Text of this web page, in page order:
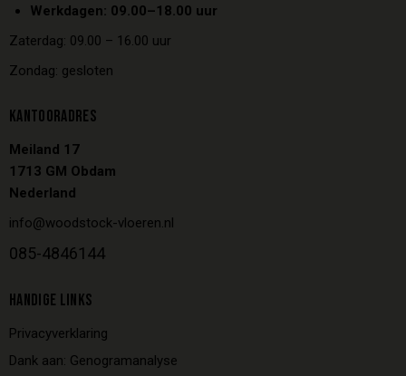
Werkdagen: 09.00–18.00 uur
Zaterdag: 09.00 – 16.00 uur
Zondag: gesloten
KANTOORADRES
Meiland 17
1713 GM Obdam
Nederland
info@woodstock-vloeren.nl
085-4846144
HANDIGE LINKS
Privacyverklaring
Dank aan: Genogramanalyse